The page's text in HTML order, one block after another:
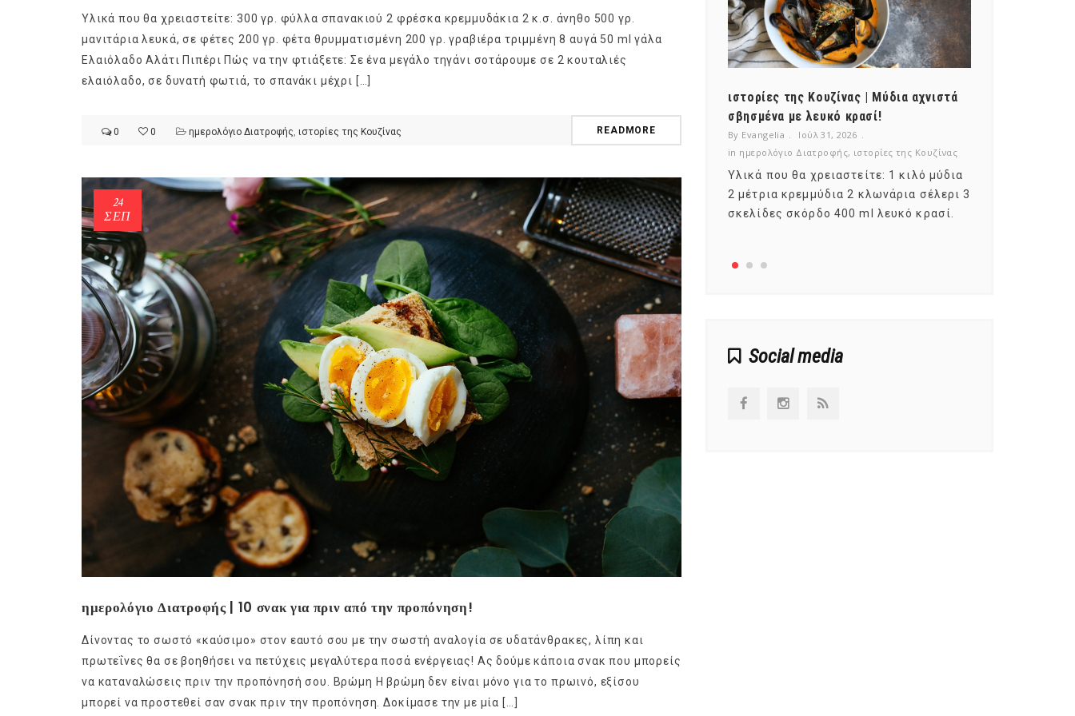
Υλικά που θα χρειαστείτε: 300 γρ. φύλλα σπανακιού 2 φρέσκα κρεμμυδάκια 2 κ.σ. άνηθο 500 γρ.
μανιτάρια λευκά, σε φέτες 200 γρ. φέτα θρυμματισμένη 200 γρ. γραβιέρα τριμμένη 8 αυγά 50 ml γάλα
Ελαιόλαδο Αλάτι Πιπέρι Πώς να την φτιάξετε: Σε ένα μεγάλο τηγάνι σοτάρουμε σε 2 κουταλιές
ελαιόλαδο, σε δυνατή φωτιά, το σπανάκι μέχρι […]
0 0 ημερολόγιο Διατροφής, ιστορίες της Κουζίνας READMORE
24
ΣΕΠ
ημερολόγιο Διατροφής | 10 σνακ για πριν από την προπόνηση!
Δίνοντας το σωστό «καύσιμο» στον εαυτό σου με την σωστή αναλογία σε υδατάνθρακες, λίπη και
πρωτεΐνες θα σε βοηθήσει να πετύχεις μεγαλύτερα ποσά ενέργειας! Ας δούμε κάποια σνακ που μπορείς
να καταναλώσεις πριν την προπόνησή σου. Βρώμη Η βρώμη δεν είναι μόνο για το πρωινό, εξίσου
μπορεί να προστεθεί σαν σνακ πριν την προπόνηση. Δοκίμασε την με μία […]
By Evangelia
Ιούλ 30, 2026
Σύμφωνα με τους βοτανολόγους (είναι
αυτοί που μελετούν τα φυτά), το φρούτο
είναι το μέρος του φυτού που
αναπτύσσεται από.
το πεπόνι περιέχει πολλές βιταμίνες;
Ανάλογα με την ποικιλία τα πεπόνια
διαφέρουν στο σχήμα, στο μέγεθος, στο
χρώμα της φλούδας και της σάρκας,
στο άρωμα.
ιστορίες της Κουζίνας | Μύδια αχνιστά
σβησμένα με λευκό κρασί!
By Evangelia
Ιούλ 31, 2026
in ημερολόγιο Διατροφής, ιστορίες της Κουζίνας
Υλικά που θα χρειαστείτε: 1 κιλό μύδια
2 μέτρια κρεμμύδια 2 κλωνάρια σέλερι 3
σκελίδες σκόρδο 400 ml λευκό κρασί.
Social media